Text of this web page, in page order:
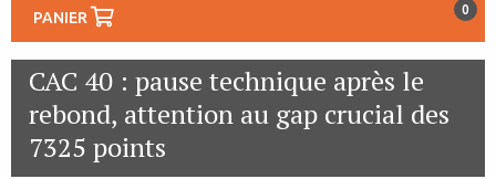
PANIER 0
CAC 40 : pause technique après le
rebond, attention au gap crucial des
7325 points